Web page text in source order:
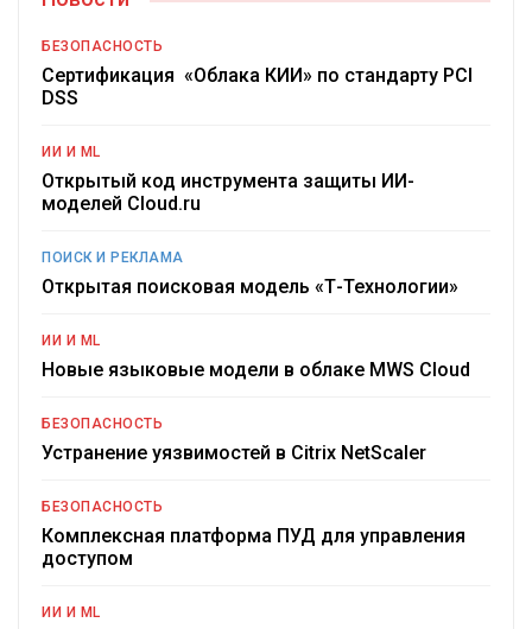
БЕЗОПАСНОСТЬ
Сертификация «Облака КИИ» по стандарту PCI
DSS
ИИ И ML
Открытый код инструмента защиты ИИ-
моделей Cloud.ru
ПОИСК И РЕКЛАМА
Открытая поисковая модель «Т-Технологии»
ИИ И ML
Новые языковые модели в облаке MWS Cloud
БЕЗОПАСНОСТЬ
Устранение уязвимостей в Citrix NetScaler
БЕЗОПАСНОСТЬ
Комплексная платформа ПУД для управления
доступом
ИИ И ML